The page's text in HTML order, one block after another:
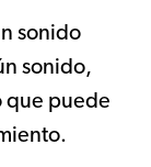
sonido
sonido,
que puede